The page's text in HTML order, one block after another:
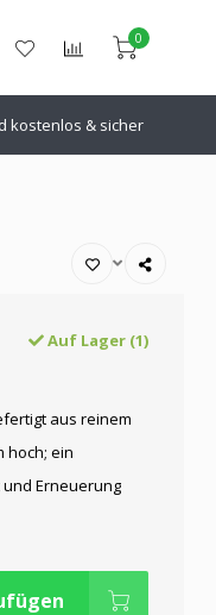
0
kostenlos & sicher
Auf Lager (1)
aus reinem
hoch; ein
Erneuerung